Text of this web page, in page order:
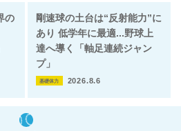
の
剛速球の土台は“反射能力”に
あり 低学年に最適...野球上
達へ導く「軸足連続ジャン
プ」
基礎体力 2026.8.6